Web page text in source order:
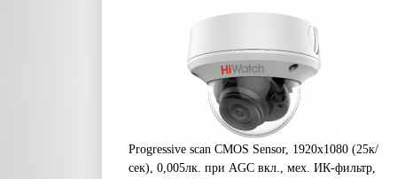
Progressive scan CMOS Sensor, 1920х1080 (25к/
сек), 0,005лк. при AGС вкл., мех. ИК-фильтр,